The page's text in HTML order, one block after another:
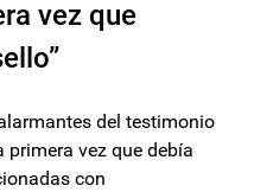
vez que
del testimonio
primera vez que debía
con